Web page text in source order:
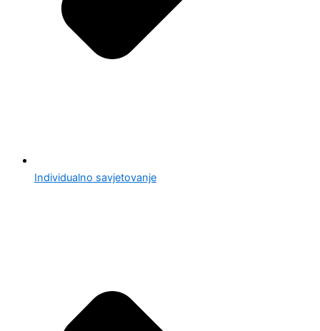
Individualno savjetovanje